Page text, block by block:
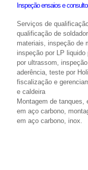
Inspeção ensaios e
Serviços de
qualificação de
materiais, inspeção de
inspeção por LP
por ultrassom,
aderência, teste por
fiscalização e
e caldeira
Montagem de
em aço carbono,
em aço carbono, inox.